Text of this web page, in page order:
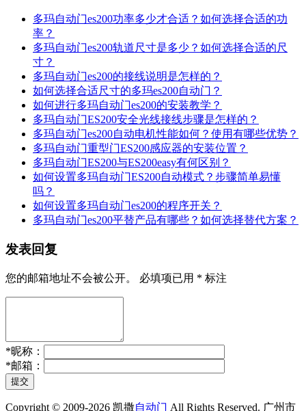
多玛自动门es200功率多少才合适？如何选择合适的功
率？
多玛自动门es200轨道尺寸是多少？如何选择合适的尺
寸？
多玛自动门es200的接线说明是怎样的？
如何选择合适尺寸的多玛es200自动门？
如何进行多玛自动门es200的安装教学？
多玛自动门ES200安全光线接线步骤是怎样的？
多玛自动门es200自动电机性能如何？使用有哪些优势？
多玛自动门重型门ES200感应器的安装位置？
多玛自动门ES200与ES200easy有何区别？
如何设置多玛自动门ES200自动模式？步骤简单易懂
吗？
如何设置多玛自动门es200的程序开关？
多玛自动门es200平替产品有哪些？如何选择替代方案？
发表回复
您的邮箱地址不会被公开。 必填项已用 * 标注
*昵称：
*邮箱：
提交
Copyright © 2009-2026 凯撒自动门 All Rights Reserved. 广州市